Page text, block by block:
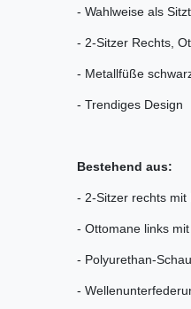
- Wahlweise als
- 2-Sitzer Rechts,
- Metallfüße
- Trendiges Design
Bestehend aus:
- 2-Sitzer rechts mit
- Ottomane links
- Polyurethan-
-